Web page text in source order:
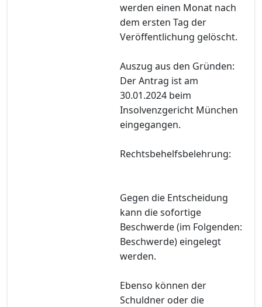
werden einen Monat nach
dem ersten Tag der
Veröffentlichung gelöscht.
Auszug aus den Gründen:
Der Antrag ist am
30.01.2024 beim
Insolvenzgericht München
eingegangen.
Rechtsbehelfsbelehrung:
Gegen die Entscheidung
kann die sofortige
Beschwerde (im Folgenden:
Beschwerde) eingelegt
werden.
Ebenso können der
Schuldner oder die